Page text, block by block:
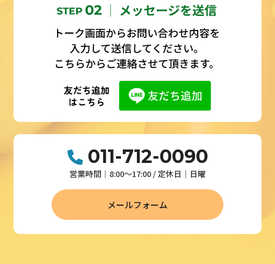
011-712-0090
営業時間│8:00～17:00 / 定休日│日曜
メールフォーム